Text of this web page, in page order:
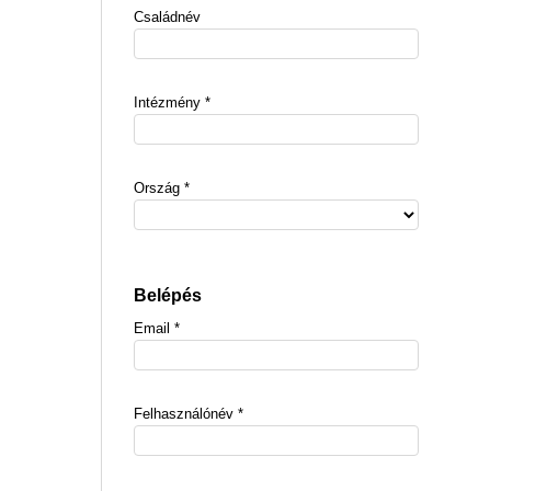
Családnév
Intézmény *
Ország *
Belépés
Email *
Felhasználónév *